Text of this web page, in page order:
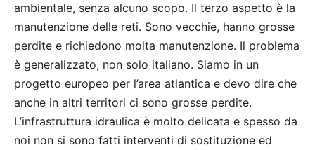
ambientale, senza alcuno scopo. Il terzo aspetto è la
manutenzione delle reti. Sono vecchie, hanno grosse
perdite e richiedono molta manutenzione. Il problema
è generalizzato, non solo italiano. Siamo in un
progetto europeo per l’area atlantica e devo dire che
anche in altri territori ci sono grosse perdite.
L’infrastruttura idraulica è molto delicata e spesso da
noi non si sono fatti interventi di sostituzione ed